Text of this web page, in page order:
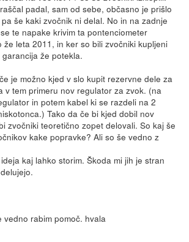
padal, sam od sebe, občasno je prišlo
še kaki zvočnik ni delal. No in na zadnje
te napake krivim ta pontenciometer
že leta 2011, in ker so bili zvočniki kupljeni
že potekla.
je možno kjed v slo kupit rezervne dele za
v tem primeru nov regulator za zvok. (na
in potem kabel ki se razdeli na 2
Tako da če bi kjed dobil nov
zvočniki teoretično zopet delovali. So kaj še
kake popravke? Ali so še vedno z
kaj lahko storim. Škoda mi jih je stran
vedno rabim pomoč. hvala